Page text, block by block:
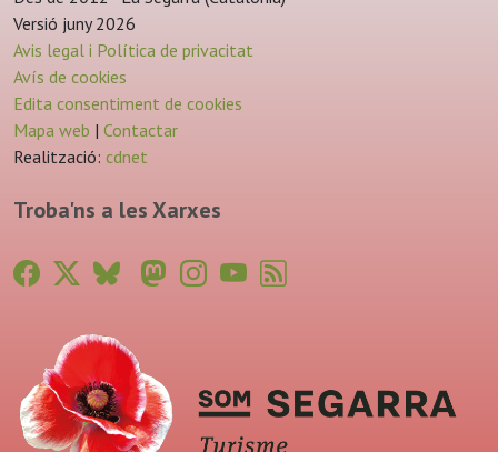
Versió juny 2026
Avis legal i Política de privacitat
Avís de cookies
Edita consentiment de cookies
Mapa web | Contactar
Realització: cdnet
Troba'ns a les Xarxes